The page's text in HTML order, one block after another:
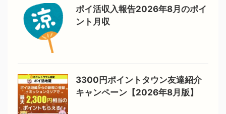
ポイ活収入報告2026年8月のポイ
ント月収
3300円ポイントタウン友達紹介
キャンペーン【2026年8月版】